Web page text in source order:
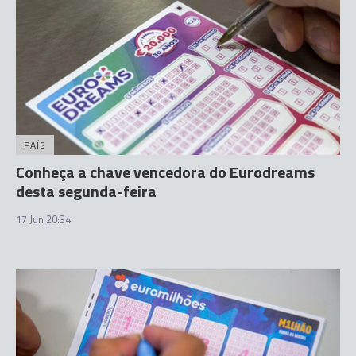
PAÍS
Conheça a chave vencedora do Eurodreams
desta segunda-feira
17 Jun 20:34